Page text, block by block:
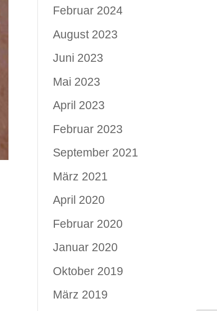
Februar 2024
August 2023
Juni 2023
Mai 2023
April 2023
Februar 2023
September 2021
März 2021
April 2020
Februar 2020
Januar 2020
Oktober 2019
März 2019